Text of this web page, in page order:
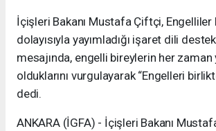
İçişleri Bakanı Mustafa Çiftçi, Engelliler
dolayısıyla yayımladığı işaret dili
mesajında, engelli bireylerin her zaman
olduklarını vurgulayarak “Engelleri
dedi.
ANKARA (İGFA) - İçişleri Bakanı